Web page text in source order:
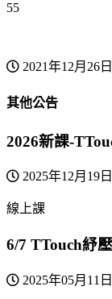
55
2021年12月26日
其他公告
2026新課-
2025年12月19日
線上課
6/7 TTouch紓
2025年05月11日